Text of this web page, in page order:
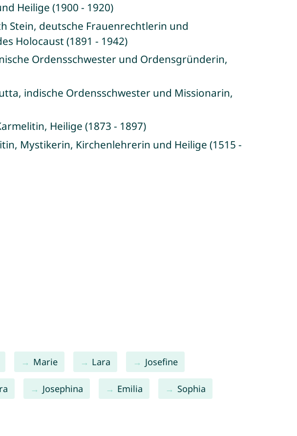
Heilige (1900 - 1920)
Stein, deutsche Frauenrechtlerin und
Holocaust (1891 - 1942)
Ordensschwester und Ordensgründerin,
indische Ordensschwester und Missionarin,
Heilige (1873 - 1897)
Mystikerin, Kirchenlehrerin und Heilige (1515 -
Marie Lara Josefine
Josephina Emilia Sophia